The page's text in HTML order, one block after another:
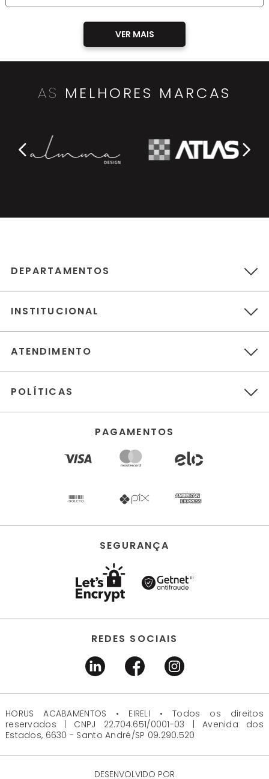
AS MELHORES MARCAS
DEPARTAMENTOS
INSTITUCIONAL
ATENDIMENTO
POLÍTICAS
PAGAMENTOS
SEGURANÇA
REDES SOCIAIS
HORUS ACABAMENTOS • EIRELI • Todos os direitos
reservados | CNPJ 22.704.651/0001-03 | Avenida dos
Estados, 6630 - Santo André/SP 09.290.520
DESENVOLVIDO POR